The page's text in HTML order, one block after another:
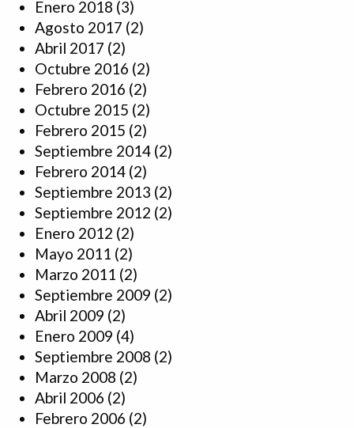
Enero 2018 (3)
Agosto 2017 (2)
Abril 2017 (2)
Octubre 2016 (2)
Febrero 2016 (2)
Octubre 2015 (2)
Febrero 2015 (2)
Septiembre 2014 (2)
Febrero 2014 (2)
Septiembre 2013 (2)
Septiembre 2012 (2)
Enero 2012 (2)
Mayo 2011 (2)
Marzo 2011 (2)
Septiembre 2009 (2)
Abril 2009 (2)
Enero 2009 (4)
Septiembre 2008 (2)
Marzo 2008 (2)
Abril 2006 (2)
Febrero 2006 (2)